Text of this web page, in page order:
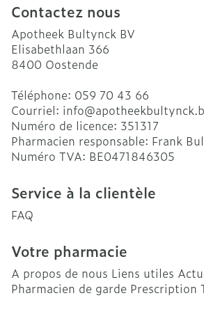
Contactez nous
Apotheek Bultynck BV
Elisabethlaan 366
8400 Oostende
Téléphone: 059 70 43 66
Courriel: info@
Numéro de licence: 351317
Pharmacien responsable: Frank
Numéro TVA: BE0471846305
Service à la clientèle
FAQ
Votre pharmacie
A propos de nous Liens utiles
Pharmacien de garde Prescription